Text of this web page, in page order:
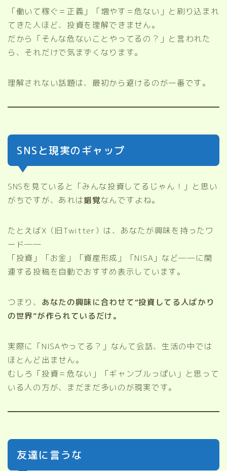
「働いて稼ぐ＝正義」「増やす＝危ない」と刷り込まれ
てきた人ほど、投資を理解できません。
だから「そんな危ないことやってるの？」と言われた
ら、それだけで気まずくなります。
理解されない話題は、最初から避けるのが一番です。
SNSと現実のギャップ
SNSを見ていると「みんな投資してるじゃん！」と思い
がちですが、あれは錯覚なんですよね。
たとえばX（旧Twitter）は、あなたが興味を持ったワ
ード──
「投資」「お金」「資産形成」「NISA」など──に関
連する投稿を自動でおすすめ表示しています。
つまり、 あなたの興味に合わせて“投資してる人ばかり
の世界”が作られているだけ。
実際に「NISAやってる？」なんて会話、生活の中では
ほとんど出ません。
むしろ「投資＝危ない」「ギャンブルっぽい」と思って
いる人の方が、まだまだ多いのが現実です。
友達に言うな